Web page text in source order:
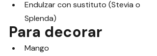
Endulzar con sustituto (Stevia o
Splenda)
Para decorar
Mango